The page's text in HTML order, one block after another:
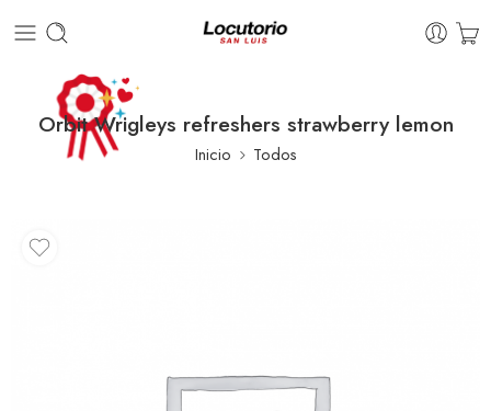
Orbit Wrigleys refreshers strawberry lemon
Inicio Todos